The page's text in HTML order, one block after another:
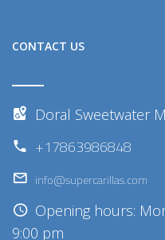
CONTACT US
Doral Sweetwater
+17863986848
info@supercarillas.com
Opening hours:
9:00 pm